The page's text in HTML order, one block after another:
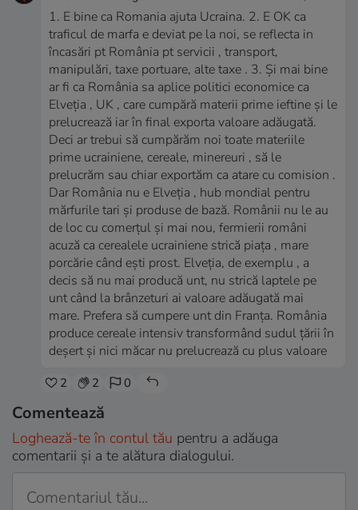
1. E bine ca Romania ajuta Ucraina. 2. E OK ca
traficul de marfa e deviat pe la noi, se reflecta in
încasări pt România pt servicii , transport,
manipulări, taxe portuare, alte taxe . 3. Și mai bine
ar fi ca România sa aplice politici economice ca
Elveția , UK , care cumpără materii prime ieftine și le
prelucrează iar în final exporta valoare adăugată.
Deci ar trebui să cumpărăm noi toate materiile
prime ucrainiene, cereale, minereuri , să le
prelucrăm sau chiar exportăm ca atare cu comision .
Dar România nu e Elveția , hub mondial pentru
mărfurile tari și produse de bază. Românii nu le au
de loc cu comerțul și mai nou, fermierii români
acuză ca cerealele ucrainiene strică piața , mare
porcărie când ești prost. Elveția, de exemplu , a
decis să nu mai producă unt, nu strică laptele pe
unt când la brânzeturi ai valoare adăugată mai
mare. Prefera să cumpere unt din Franța. România
produce cereale intensiv transformând sudul țării în
deșert și nici măcar nu prelucrează cu plus valoare
2 2 0
Comentează
Loghează-te în contul tău pentru a adăuga
comentarii și a te alătura dialogului.